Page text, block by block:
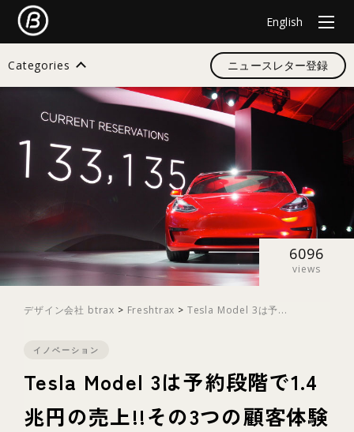
English
Categories
検索
すべて
デザイン
イノベーション
スタートアップ
テクノロジー
ニュースレター登録
6096
views
デザイン会社 btrax > Freshtrax > Tesla Model 3は予...
イノベーション
Tesla Model 3は予約段階で1.4
兆円の売上!!その3つの顧客体験